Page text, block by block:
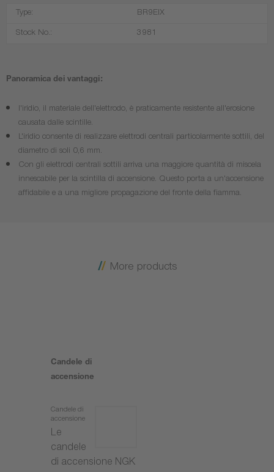
Type: BR9EIX
Stock No.: 3981
Panoramica dei vantaggi:
l'iridio, il materiale dell'elettrodo, è praticamente resistente all'erosione
causata dalle scintille.
L'iridio consente di realizzare elettrodi centrali particolarmente sottili, del
diametro di soli 0,6 mm.
Con gli elettrodi centrali sottili arriva una maggiore quantità di miscela
innescabile per la scintilla di accensione. Questo porta a un'accensione
affidabile e a una migliore propagazione del fronte della fiamma.
More products
Candele di
accensione
Candele di
accensione
Le
candele
di accensione NGK